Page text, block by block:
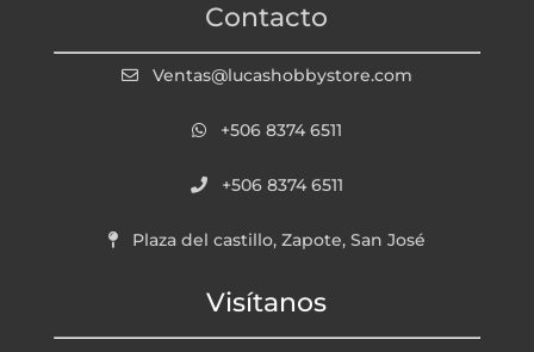
Contacto
Ventas@lucashobbystore.com
+506 8374 6511
+506 8374 6511
Plaza del castillo, Zapote, San José
Visítanos